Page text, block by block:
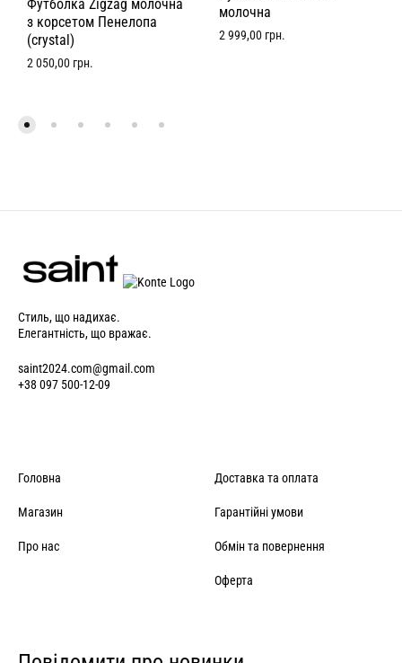
Футболка Zigzag молочна
з корсетом Пенелопа
(crystal)
2 050,00 грн.
молочна
2 999,00 грн.
Стиль, що надихає.
Елегантність, що вражає.
saint2024.com@gmail.com
+38 097 500-12-09
Головна
Магазин
Про нас
Доставка та оплата
Гарантійні умови
Обмін та повернення
Оферта